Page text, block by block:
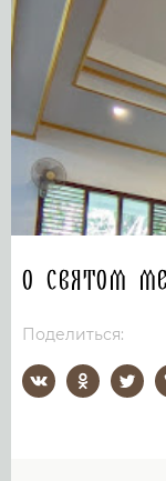
О святом
Поделиться: